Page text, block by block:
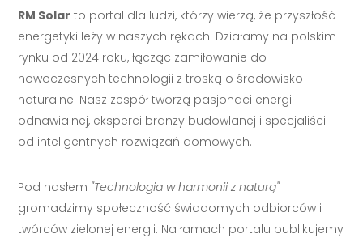
RM Solar to portal dla ludzi, którzy wierzą, że przyszłość
energetyki leży w naszych rękach. Działamy na polskim
rynku od 2024 roku, łącząc zamiłowanie do
nowoczesnych technologii z troską o środowisko
naturalne. Nasz zespół tworzą pasjonaci energii
odnawialnej, eksperci branży budowlanej i specjaliści
od inteligentnych rozwiązań domowych.
Pod hasłem "Technologia w harmonii z naturą"
gromadzimy społeczność świadomych odbiorców i
twórców zielonej energii. Na łamach portalu publikujemy